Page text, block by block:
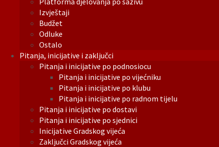
Izvještaji
Budžet
Odluke
Ostalo
Pitanja, inicijative i zaključci
Pitanja i inicijative po podnosiocu
Pitanja i inicijative po vijećniku
Pitanja i inicijative po klubu
Pitanja i inicijative po radnom tijelu
Pitanja i inicijative po dostavi
Pitanja i inicijative po sjednici
Inicijative Gradskog vijeća
Zaključci Gradskog vijeća